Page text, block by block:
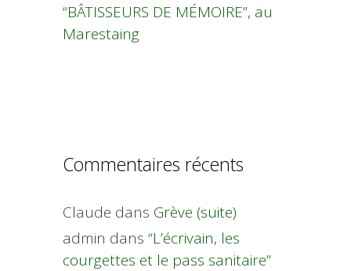
“BÂTISSEURS DE MÉMOIRE”, au
Marestaing
Commentaires récents
Claude dans Grève (suite)
admin dans “L’écrivain, les
courgettes et le pass sanitaire”